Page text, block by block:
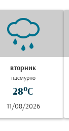
вторник
пасмурно
28°C
11/08/2026